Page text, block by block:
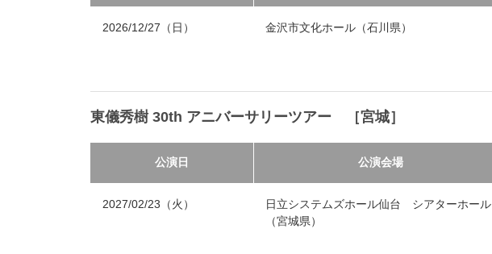
2026/12/27（日） 金沢市文化ホール（石川県）
東儀秀樹 30th アニバーサリーツアー ［宮城］
公演日 公演会場
2027/02/23（火）
日立システムズホール仙台 シアターホール
（宮城県）